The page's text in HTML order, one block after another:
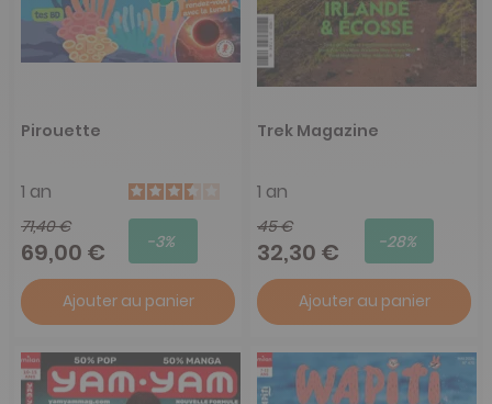
Pirouette
1 an
71,40 €
69,00 € -3%
Ajouter au panier
Trek Magazine
1 an
45 €
32,30 € -28%
Ajouter au panier